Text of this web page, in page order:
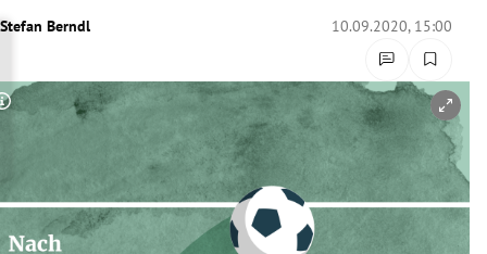
Untermenü
Untermenü
Untermenü
Untermenü
Stefan Berndl 10.09.2020, 15:00
Copyright-Hinweis öffnen/schließen